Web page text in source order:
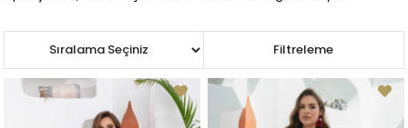
Filtreleme
Sıralama